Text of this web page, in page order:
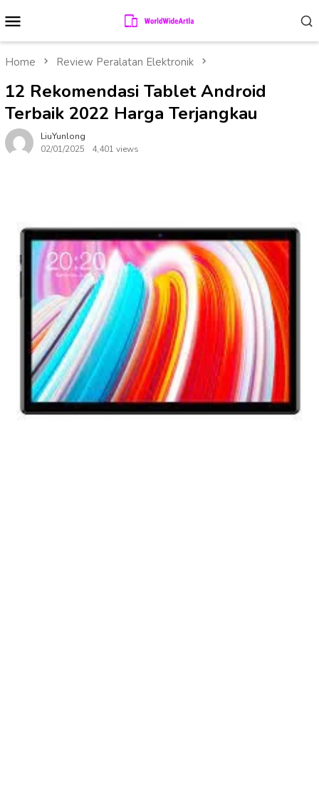
to
contentMenu
Home Review Peralatan Elektronik
12 Rekomendasi Tablet Android
Terbaik 2022 Harga Terjangkau
LiuYunlong
02/01/2025
4,401 views